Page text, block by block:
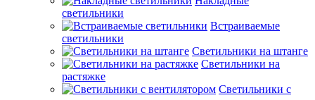
светильники
Встраиваемые
светильники
Светильники на штанге
Светильники на
растяжке
Светильники с